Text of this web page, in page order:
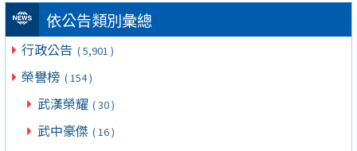
依公告類別彙總
行政公告 ( 5,901 )
榮譽榜 ( 154 )
武漢榮耀 ( 30 )
武中豪傑 ( 16 )